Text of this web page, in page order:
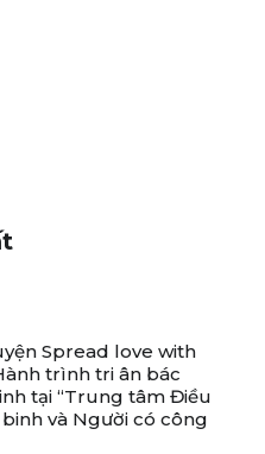
Spread love with
trình tri ân bác
tại “Trung tâm Điều
và Người có công